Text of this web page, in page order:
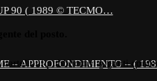
90 ( 1989 © TECMO…
– APPROFONDIMENTO – (
del posto.
pubblicitari giganti